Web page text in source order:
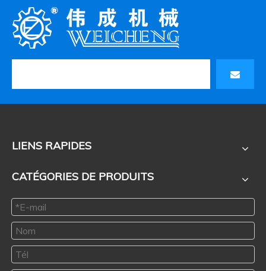
LIENS RAPIDES
CATÉGORIES DE PRODUITS